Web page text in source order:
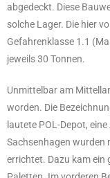
abgedeckt. Diese
solche Lager. Die hier
Gefahrenklasse 1.1
jeweils 30 Tonnen.
Unmittelbar am
worden. Die
lautete POL-Depot,
Sachsenhagen wurden
errichtet. Dazu kam ein